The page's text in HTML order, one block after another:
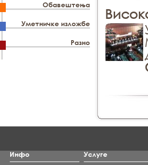
Обавештења
Уметничке изложбе
Разно
Инфо
Услуге